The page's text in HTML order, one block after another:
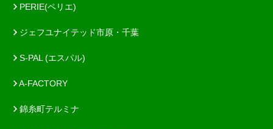
PERIE(ペリエ)
ジェフユナイテッド市原・千葉
S-PAL (エスパル)
A-FACTORY
錦糸町テルミナ